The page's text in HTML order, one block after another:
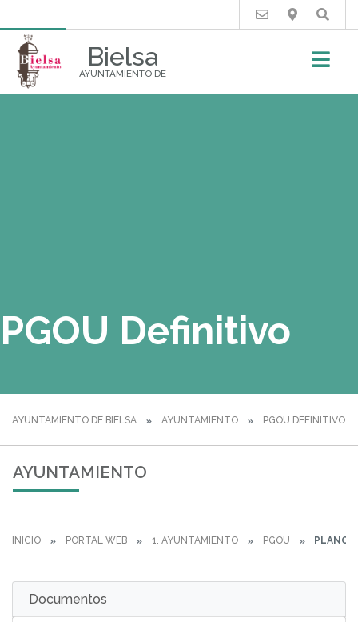
Bielsa
AYUNTAMIENTO DE
Buscar
PGOU Definitivo
AYUNTAMIENTO DE BIELSA AYUNTAMIENTO PGOU DEFINITIVO
AYUNTAMIENTO
INICIO PORTAL WEB 1. AYUNTAMIENTO PGOU PLANOS
Documentos